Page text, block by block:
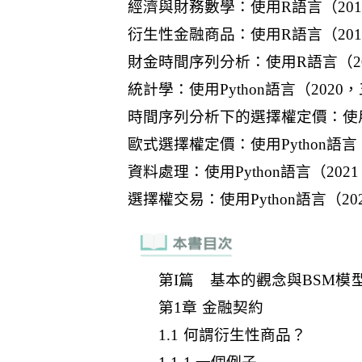
第I篇 基本的觀念與BSM模
第1章 金融契約
1.1 何謂衍生性商品？